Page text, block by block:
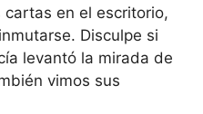
en el escritorio,
Disculpe si
levantó la mirada de
vimos sus